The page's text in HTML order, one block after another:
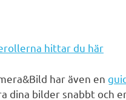
hittar du här
har även en
dina bilder snabbt och